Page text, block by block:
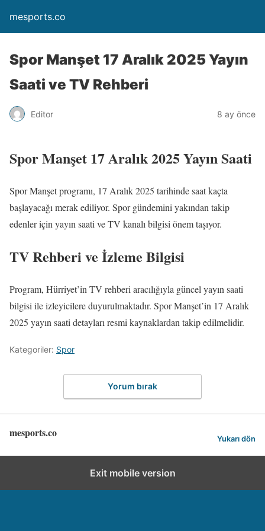
mesports.co
Spor Manşet 17 Aralık 2025 Yayın
Saati ve TV Rehberi
Editor 8 ay önce
Spor Manşet 17 Aralık 2025 Yayın Saati
Spor Manşet programı, 17 Aralık 2025 tarihinde saat kaçta
başlayacağı merak ediliyor. Spor gündemini yakından takip
edenler için yayın saati ve TV kanalı bilgisi önem taşıyor.
TV Rehberi ve İzleme Bilgisi
Program, Hürriyet’in TV rehberi aracılığıyla güncel yayın saati
bilgisi ile izleyicilere duyurulmaktadır. Spor Manşet’in 17 Aralık
2025 yayın saati detayları resmi kaynaklardan takip edilmelidir.
Kategoriler: Spor
Yorum bırak
mesports.co Yukarı dön
Exit mobile version